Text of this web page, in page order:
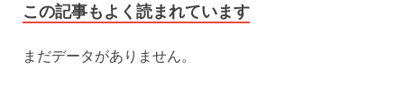
この記事もよく読まれています
まだデータがありません。